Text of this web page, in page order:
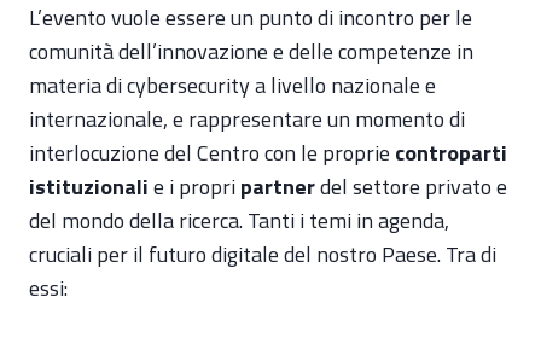
L’evento vuole essere un punto di incontro per le
comunità dell’innovazione e delle competenze in
materia di cybersecurity a livello nazionale e
internazionale, e rappresentare un momento di
interlocuzione del Centro con le proprie controparti
istituzionalie i propripartnerdel settore privato e
del mondo della ricerca. Tanti i temi in agenda,
cruciali per il futuro digitale del nostro Paese. Tra di
essi: